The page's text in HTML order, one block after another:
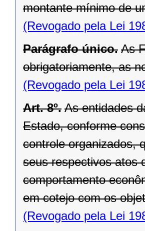
montante mínimo de
(Revogado pela Lei
Parágrafo único. As
obrigatoriamente, as
(Revogado pela Lei
Art. 8º. As entidades
Estado, conforme
controle organizados,
seus respectivos atos
comportamento
em cotejo com os
(Revogado pela Lei